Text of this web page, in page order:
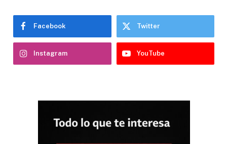
Facebook Twitter
Instagram YouTube